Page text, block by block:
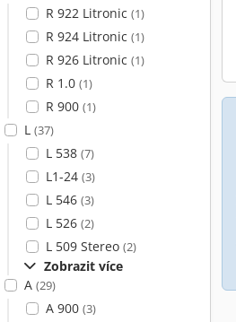
R 922 Litronic (1)
R 924 Litronic (1)
R 926 Litronic (1)
R 1.0 (1)
R 900 (1)
L (37)
L 538 (7)
L1-24 (3)
L 546 (3)
L 526 (2)
L 509 Stereo (2)
Zobrazit více
A (29)
A 900 (3)